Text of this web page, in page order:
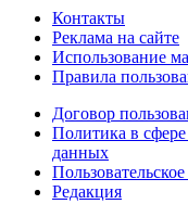
Контакты
Реклама на сайте
Использование
Правила
Договор
Политика в
данных
Редакция